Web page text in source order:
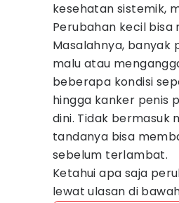
kesehatan sistemik,
Perubahan kecil bisa
Masalahnya, banyak
malu atau
beberapa kondisi
hingga kanker penis
dini. Tidak
tandanya bisa
sebelum terlambat.
Ketahui apa saja
lewat ulasan di